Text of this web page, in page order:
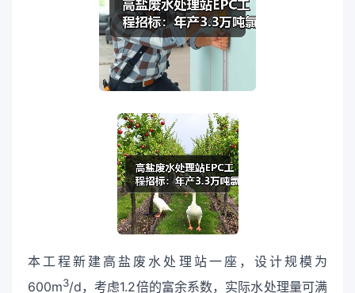
本工程新建高盐废水处理站一座，设计规模为
600m3/d，考虑1.2倍的富余系数，实际水处理量可满